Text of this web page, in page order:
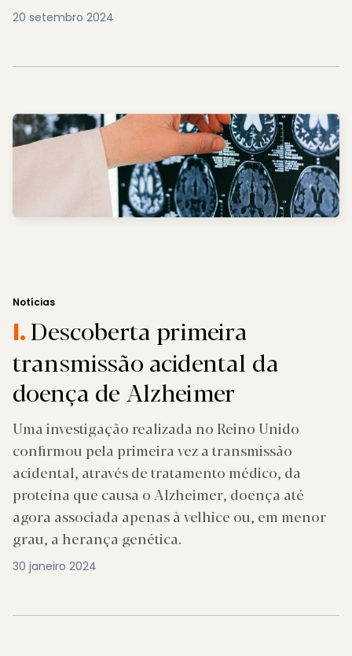
20 setembro 2024
Notícias
I.Descoberta primeira
transmissão acidental da
doença de Alzheimer
Uma investigação realizada no Reino Unido
confirmou pela primeira vez a transmissão
acidental, através de tratamento médico, da
proteína que causa o Alzheimer, doença até
agora associada apenas à velhice ou, em menor
grau, a herança genética.
30 janeiro 2024